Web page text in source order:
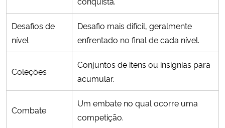
Desafios de
nível
Desafio mais difícil, geralmente
enfrentado no final de cada nível.
Coleções
Conjuntos de itens ou insígnias para
acumular.
Combate
Um embate no qual ocorre uma
competição.